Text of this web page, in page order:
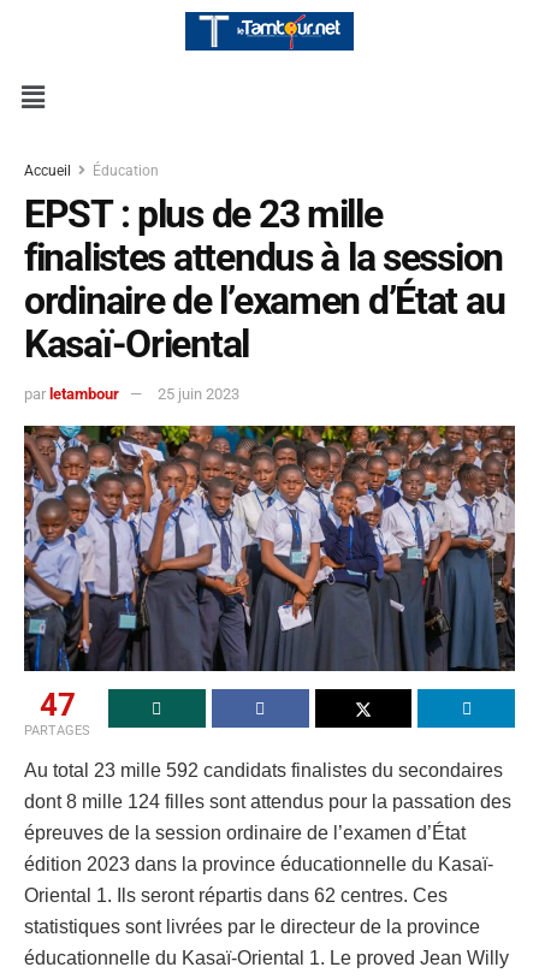
Accueil Éducation
EPST : plus de 23 mille
finalistes attendus à la session
ordinaire de l’examen d’État au
Kasaï-Oriental
par letambour 25 juin 2023
47
PARTAGES
Au total 23 mille 592 candidats finalistes du secondaires
dont 8 mille 124 filles sont attendus pour la passation des
épreuves de la session ordinaire de l’examen d’État
édition 2023 dans la province éducationnelle du Kasaï-
Oriental 1. Ils seront répartis dans 62 centres. Ces
statistiques sont livrées par le directeur de la province
éducationnelle du Kasaï-Oriental 1. Le proved Jean Willy